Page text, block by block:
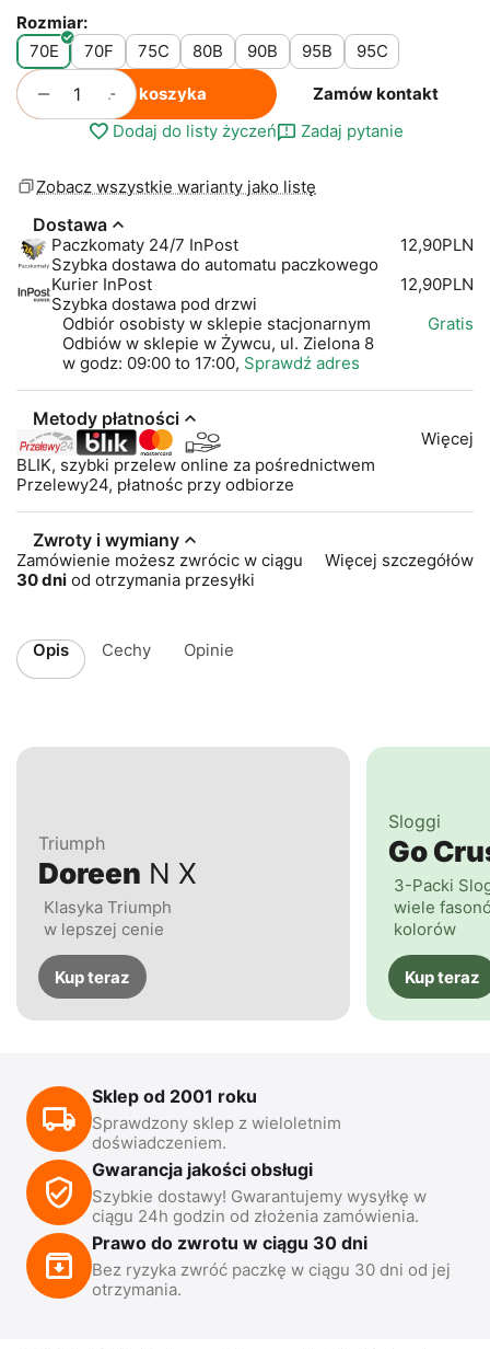
Rozmiar:
70E
70F 75C 80B 90B 95B 95C
+
− Do koszyka
Zamów kontakt
Dodaj do listy życzeń
Zadaj pytanie
Zobacz wszystkie warianty jako listę
Dostawa
Paczkomaty 24/7 InPost
Szybka dostawa do automatu paczkowego
12,90PLN
Kurier InPost
Szybka dostawa pod drzwi
12,90PLN
Odbiór osobisty w sklepie stacjonarnym
Odbiów w sklepie w Żywcu, ul. Zielona 8
w godz: 09:00 to 17:00, Sprawdź adres
Gratis
Metody płatności
BLIK, szybki przelew online za pośrednictwem
Przelewy24, płatnośc przy odbiorze
Więcej
Zwroty i wymiany
Zamówienie możesz zwrócic w ciągu
30 dni od otrzymania przesyłki
Więcej szczegółów
Opis Cechy Opinie
Triumph
Doreen N X
Klasyka Triumph
w lepszej cenie
Kup teraz
Sloggi
Go
3-Packi
wiele
kolorów
Kup teraz
Sklep od 2001 roku
Sprawdzony sklep z wieloletnim
doświadczeniem.
Gwarancja jakości obsługi
Szybkie dostawy! Gwarantujemy wysyłkę w
ciągu 24h godzin od złożenia zamówienia.
Prawo do zwrotu w ciągu 30 dni
Bez ryzyka zwróć paczkę w ciągu 30 dni od jej
otrzymania.